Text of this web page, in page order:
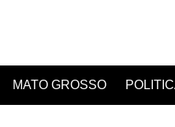
MATO GROSSO